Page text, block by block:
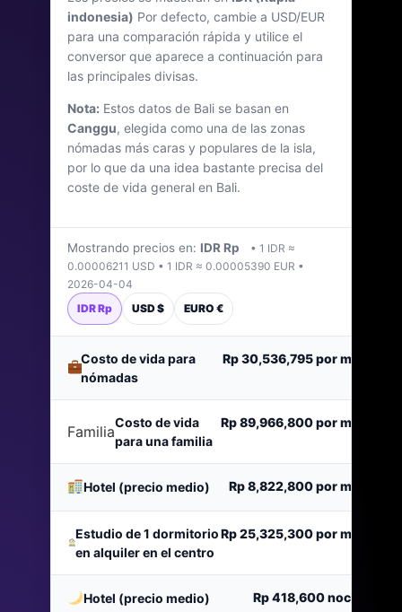
Última actualización: abril de 2026
indonesia) Por defecto, cambie a USD/EUR
para una comparación rápida y utilice el
conversor que aparece a continuación para
las principales divisas.
Nota: Estos datos de Bali se basan en
Canggu, elegida como una de las zonas
nómadas más caras y populares de la isla,
por lo que da una idea bastante precisa del
coste de vida general en Bali.
Mostrando precios en: IDR Rp
• 1 IDR ≈
0.00006211 USD • 1 IDR ≈ 0.00005390 EUR •
2026-04-04
IDR Rp
USD $ EURO €
Costo de vida para
nómadas
Rp 30,536,795por mes
Familia
Costo de vida
para una familia
Rp 89,966,800por mes
Hotel (precio medio) Rp 8,822,800por mes
Estudio de 1 dormitorio
en alquiler en el centro
Rp 25,325,300por mes
Hotel (precio medio) Rp 418,600noche